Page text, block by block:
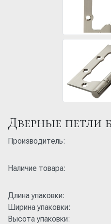
Дверные петли
Производитель:
Наличие товара:
Длина упаковки:
Ширина упаковки:
Высота упаковки: